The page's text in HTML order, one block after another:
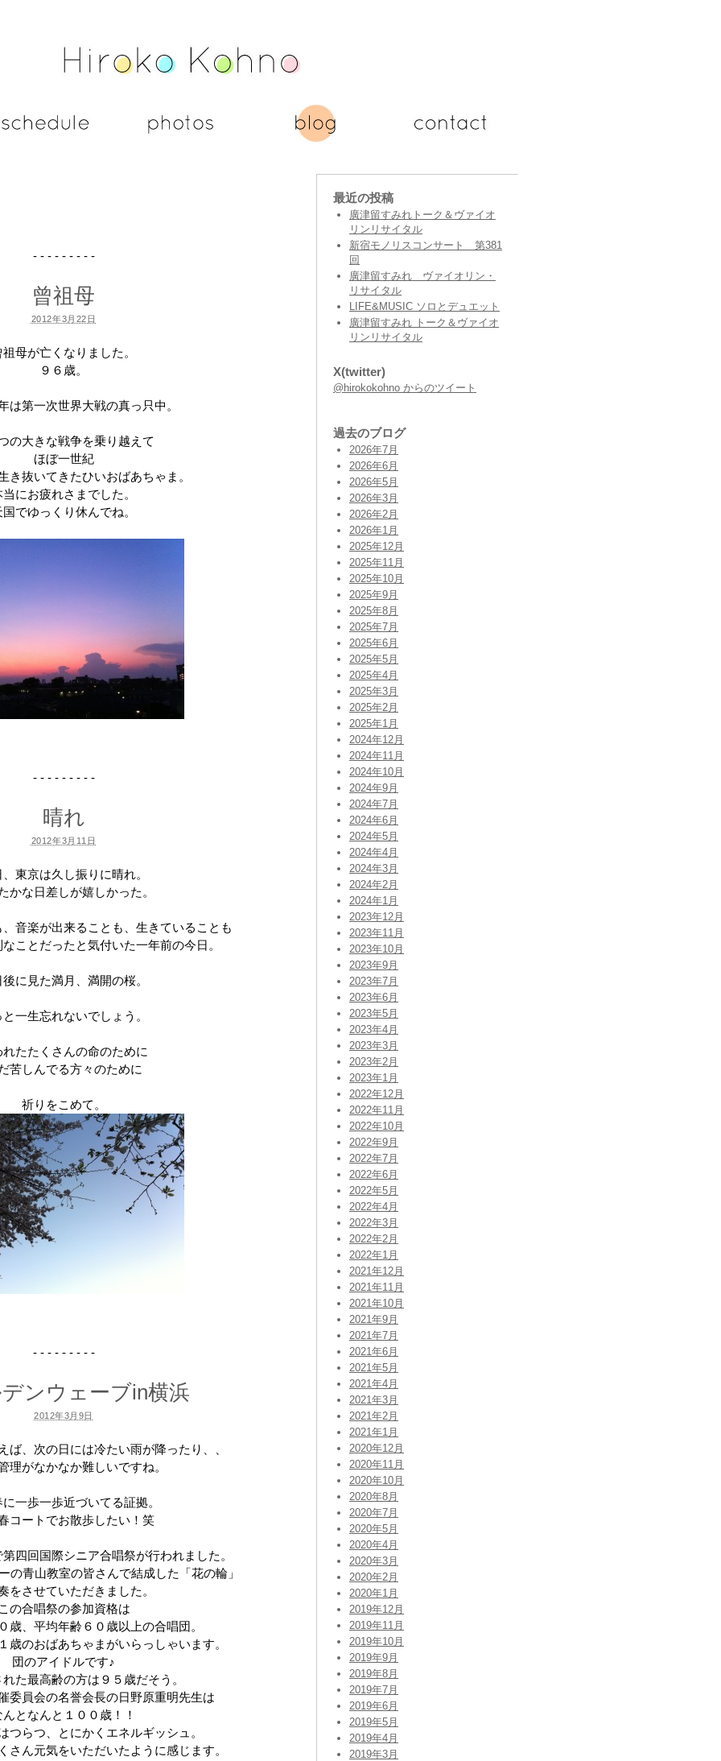
- - - - - - - - -
曾祖母
2012年3月22日
祖母が亡くなりました。
９６歳。
は第一次世界大戦の真っ只中。
の大きな戦争を乗り越えて
ほぼ一世紀
き抜いてきたひいおばあちゃま。
当にお疲れさまでした。
国でゆっくり休んでね。
- - - - - - - - -
晴れ
2012年3月11日
東京は久し振りに晴れ。
かな日差しが嬉しかった。
音楽が出来ることも、生きていることも
ことだったと気付いた一年前の今日。
に見た満月、満開の桜。
一生忘れないでしょう。
れたたくさんの命のために
苦しんでる方々のために
祈りをこめて。
- - - - - - - - -
ンウェーブin横浜
2012年3月9日
ば、次の日には冷たい雨が降ったり、、
理がなかなか難しいですね。
一歩一歩近づいてる証拠。
コートでお散歩したい！笑
四回国際シニア合唱祭が行われました。
の青山教室の皆さんで結成した「花の輪」
をさせていただきました。
の合唱祭の参加資格は
歳、平均年齢６０歳以上の合唱団。
歳のおばあちゃまがいらっしゃいます。
団のアイドルです♪
た最高齢の方は９５歳だそう。
委員会の名誉会長の日野原重明先生は
んとなんと１００歳！！
つらつ、とにかくエネルギッシュ。
さん元気をいただいたように感じます。
最近の投稿
廣津留すみれトーク＆ヴァイオ
リンリサイタル
新宿モノリスコンサート 第381
回
廣津留すみれ ヴァイオリン・
リサイタル
LIFE&MUSIC ソロとデュエット
廣津留すみれ トーク＆ヴァイオ
リンリサイタル
X(twitter)
@hirokokohno からのツイート
過去のブログ
2026年7月
2026年6月
2026年5月
2026年3月
2026年2月
2026年1月
2025年12月
2025年11月
2025年10月
2025年9月
2025年8月
2025年7月
2025年6月
2025年5月
2025年4月
2025年3月
2025年2月
2025年1月
2024年12月
2024年11月
2024年10月
2024年9月
2024年7月
2024年6月
2024年5月
2024年4月
2024年3月
2024年2月
2024年1月
2023年12月
2023年11月
2023年10月
2023年9月
2023年7月
2023年6月
2023年5月
2023年4月
2023年3月
2023年2月
2023年1月
2022年12月
2022年11月
2022年10月
2022年9月
2022年7月
2022年6月
2022年5月
2022年4月
2022年3月
2022年2月
2022年1月
2021年12月
2021年11月
2021年10月
2021年9月
2021年7月
2021年6月
2021年5月
2021年4月
2021年3月
2021年2月
2021年1月
2020年12月
2020年11月
2020年10月
2020年8月
2020年7月
2020年5月
2020年4月
2020年3月
2020年2月
2020年1月
2019年12月
2019年11月
2019年10月
2019年9月
2019年8月
2019年7月
2019年6月
2019年5月
2019年4月
2019年3月